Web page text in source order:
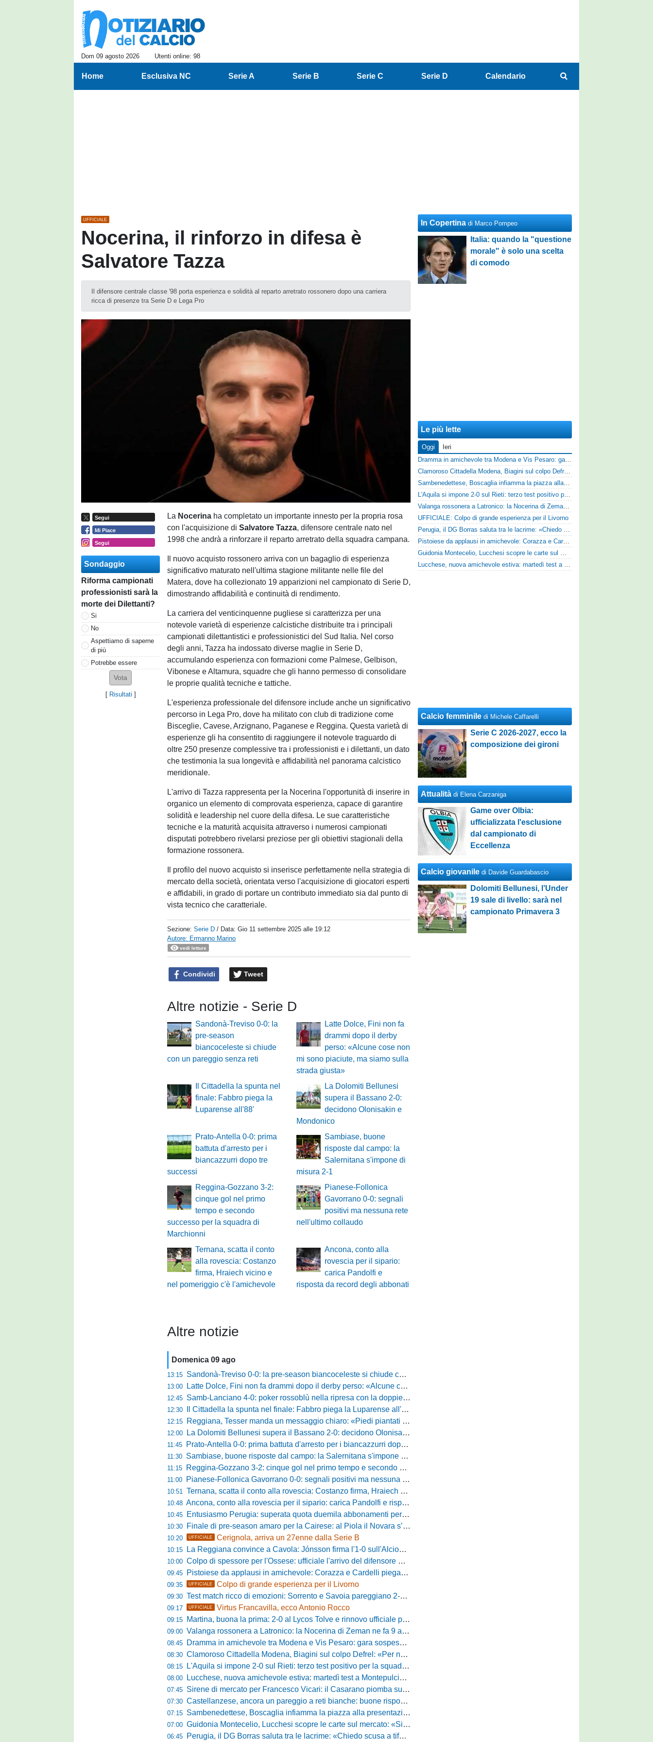
Dom 09 agosto 2026 Utenti online: 98
Home Esclusiva NC Serie A Serie B Serie C Serie D Calendario
UFFICIALE
Nocerina, il rinforzo in difesa è
Salvatore Tazza
Il difensore centrale classe '98 porta esperienza e solidità al reparto arretrato rossonero dopo una carriera
ricca di presenze tra Serie D e Lega Pro
Segui
Mi Piace
Segui
Sondaggio
Riforma campionati
professionisti sarà la
morte dei Dilettanti?
Si
No
Aspettiamo di saperne
di più
Potrebbe essere
[ Risultati ]
La Nocerina ha completato un importante innesto per la propria rosa
con l'acquisizione diSalvatore Tazza, difensore centrale nato nel
1998 che andrà a rinforzare il reparto arretrato della squadra campana.
Il nuovo acquisto rossonero arriva con un bagaglio di esperienza
significativo maturato nell'ultima stagione militante nelle file del
Matera, dove ha collezionato 19 apparizioni nel campionato di Serie D,
dimostrando affidabilità e continuità di rendimento.
La carriera del venticinquenne pugliese si caratterizza per una
notevole varietà di esperienze calcistiche distribuite tra i principali
campionati dilettantistici e professionistici del Sud Italia. Nel corso
degli anni, Tazza ha indossato diverse maglie in Serie D,
accumulando esperienza con formazioni come Palmese, Gelbison,
Vibonese e Altamura, squadre che gli hanno permesso di consolidare
le proprie qualità tecniche e tattiche.
L'esperienza professionale del difensore include anche un significativo
percorso in Lega Pro, dove ha militato con club di tradizione come
Bisceglie, Cavese, Arzignano, Paganese e Reggina. Questa varietà di
esperienze gli ha consentito di raggiungere il notevole traguardo di
oltre 250 presenze complessive tra i professionisti e i dilettanti, un dato
che testimonia la sua longevità e affidabilità nel panorama calcistico
meridionale.
L'arrivo di Tazza rappresenta per la Nocerina l'opportunità di inserire in
organico un elemento di comprovata esperienza, capace di garantire
solidità e leadership nel cuore della difesa. Le sue caratteristiche
tecniche e la maturità acquisita attraverso i numerosi campionati
disputati potrebbero rivelarsi preziose per gli obiettivi stagionali della
formazione rossonera.
Il profilo del nuovo acquisto si inserisce perfettamente nella strategia di
mercato della società, orientata verso l'acquisizione di giocatori esperti
e affidabili, in grado di portare un contributo immediato sia dal punto di
vista tecnico che caratteriale.
Sezione:Serie D / Data:Gio 11 settembre 2025 alle 19:12
Autore: Ermanno Marino
vedi letture
Condividi Tweet
Altre notizie - Serie D
Sandonà-Treviso 0-0: la
pre-season
biancoceleste si chiude
con un pareggio senza reti
Latte Dolce, Fini non fa
drammi dopo il derby
perso: «Alcune cose non
mi sono piaciute, ma siamo sulla
strada giusta»
Il Cittadella la spunta nel
finale: Fabbro piega la
Luparense all'88'
La Dolomiti Bellunesi
supera il Bassano 2-0:
decidono Olonisakin e
Mondonico
Prato-Antella 0-0: prima
battuta d'arresto per i
biancazzurri dopo tre
successi
Sambiase, buone
risposte dal campo: la
Salernitana s'impone di
misura 2-1
Reggina-Gozzano 3-2:
cinque gol nel primo
tempo e secondo
successo per la squadra di
Marchionni
Pianese-Follonica
Gavorrano 0-0: segnali
positivi ma nessuna rete
nell'ultimo collaudo
Ternana, scatta il conto
alla rovescia: Costanzo
firma, Hraiech vicino e
nel pomeriggio c'è l'amichevole
Ancona, conto alla
rovescia per il sipario:
carica Pandolfi e
risposta da record degli abbonati
Altre notizie
Domenica 09 ago
13:15 Sandonà-Treviso 0-0: la pre-season biancoceleste si chiude con un pareggio senza reti
13:00 Latte Dolce, Fini non fa drammi dopo il derby perso: «Alcune cose non mi sono piaciute, ma siamo sulla strada giusta»
12:45 Samb-Lanciano 4-0: poker rossoblù nella ripresa con la doppietta di Faggioli e i gol di Candellori e Perrotta
12:30 Il Cittadella la spunta nel finale: Fabbro piega la Luparense all'88'
12:15 Reggiana, Tesser manda un messaggio chiaro: «Piedi piantati a terra, ma la crescita è evidente»
12:00 La Dolomiti Bellunesi supera il Bassano 2-0: decidono Olonisakin e Mondonico
11:45 Prato-Antella 0-0: prima battuta d'arresto per i biancazzurri dopo tre successi
11:30 Sambiase, buone risposte dal campo: la Salernitana s'impone di misura 2-1
11:15 Reggina-Gozzano 3-2: cinque gol nel primo tempo e secondo successo per la squadra di Marchionni
11:00 Pianese-Follonica Gavorrano 0-0: segnali positivi ma nessuna rete nell'ultimo collaudo
10:51 Ternana, scatta il conto alla rovescia: Costanzo firma, Hraiech vicino e nel pomeriggio c'è l'amichevole
10:48 Ancona, conto alla rovescia per il sipario: carica Pandolfi e risposta da record degli abbonati
10:45 Entusiasmo Perugia: superata quota duemila abbonamenti per il prossimo campionato
10:30 Finale di pre-season amaro per la Cairese: al Piola il Novara s’impone 2-0 con super Valdesi
10:20 UFFICIALE Cerignola, arriva un 27enne dalla Serie B
10:15 La Reggiana convince a Cavola: Jónsson firma l'1-0 sull'Alcione Milano
10:00 Colpo di spessore per l'Ossese: ufficiale l'arrivo del difensore Riccardo Idda
09:45 Pistoiese da applausi in amichevole: Corazza e Cardelli piegano lo Scandicci per 1-0
09:35 UFFICIALE Colpo di grande esperienza per il Livorno
09:30 Test match ricco di emozioni: Sorrento e Savoia pareggiano 2-2 in amichevole
09:17 UFFICIALE Virtus Francavilla, ecco Antonio Rocco
09:15 Martina, buona la prima: 2-0 al Lycos Tolve e rinnovo ufficiale per Llanos
09:00 Valanga rossonera a Latronico: la Nocerina di Zeman ne fa 9 all'Atletico Agromonte
08:45 Dramma in amichevole tra Modena e Vis Pesaro: gara sospesa per il grave infortunio di Sersanti
08:30 Clamoroso Cittadella Modena, Biagini sul colpo Defrel: «Per noi rappresenta un sogno, a volte si realizzano»
08:15 L'Aquila si impone 2-0 sul Rieti: terzo test positivo per la squadra di Andreucci
08:00 Lucchese, nuova amichevole estiva: martedì test a Montepulciano contro il Taranto
07:45 Sirene di mercato per Francesco Vicari: il Casarano piomba sul difensore del Bari
07:30 Castellanzese, ancora un pareggio a reti bianche: buone risposte per Bolzoni col Club Milano
07:15 Sambenedettese, Boscaglia infiamma la piazza alla presentazione: «Senza di voi non saremmo nulla, vi promettiamo lavoro e maglia sudata»
07:00 Guidonia Montecelio, Lucchesi scopre le carte sul mercato: «Siamo contenti del lavoro fatto, puntiamo dritti ai playoff»
06:45 Perugia, il DG Borras saluta tra le lacrime: «Chiedo scusa a tifosi e famiglia, Faroni ha perso tantissimi soldi»
In Copertina di Marco Pompeo
Italia: quando la "questione
morale" è solo una scelta
di comodo
Le più lette
Oggi
Ieri
Dramma in amichevole tra Modena e Vis Pesaro: gara sospesa per il grave infortunio di Sersanti
Clamoroso Cittadella Modena, Biagini sul colpo Defrel: «Per noi rappresenta un sogno, a volte si realizzano»
Sambenedettese, Boscaglia infiamma la piazza alla presentazione: «Senza di voi non saremmo nulla, vi promettiamo lavoro e maglia sudata»
L'Aquila si impone 2-0 sul Rieti: terzo test positivo per la squadra di Andreucci
Valanga rossonera a Latronico: la Nocerina di Zeman ne fa 9 all'Atletico Agromonte
UFFICIALE: Colpo di grande esperienza per il Livorno
Perugia, il DG Borras saluta tra le lacrime: «Chiedo scusa a tifosi e famiglia, Faroni ha perso tantissimi soldi»
Pistoiese da applausi in amichevole: Corazza e Cardelli piegano lo Scandicci per 1-0
Guidonia Montecelio, Lucchesi scopre le carte sul mercato: «Siamo contenti del lavoro fatto, puntiamo dritti ai playoff»
Lucchese, nuova amichevole estiva: martedì test a Montepulciano contro il Taranto
Calcio femminile di Michele Caffarelli
Serie C 2026-2027, ecco la
composizione dei gironi
Attualità di Elena Carzaniga
Game over Olbia:
ufficializzata l'esclusione
dal campionato di
Eccellenza
Calcio giovanile di Davide Guardabascio
Dolomiti Bellunesi, l’Under
19 sale di livello: sarà nel
campionato Primavera 3